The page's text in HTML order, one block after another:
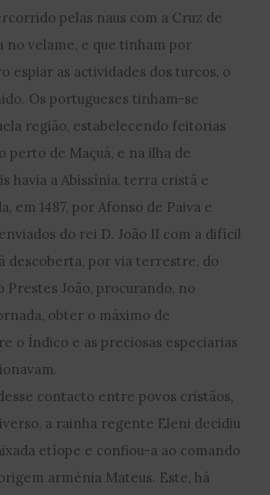
pelas naus com a Cruz de
no velame, e que tinham por
espiar as actividades dos turcos, o
Os portugueses tinham-se
região, estabelecendo feitorias
perto de Maçuá, e na ilha de
havia a Abissínia, terra cristã e
em 1487, por Afonso de Paiva e
do rei D. João II com a difícil
descoberta, por via terrestre, do
Prestes João, procurando, no
obter o máximo de
o Índico e as preciosas especiarias
contacto entre povos cristãos,
a rainha regente Eleni decidiu
etíope e confiou-a ao comando
arménia Mateus. Este, há